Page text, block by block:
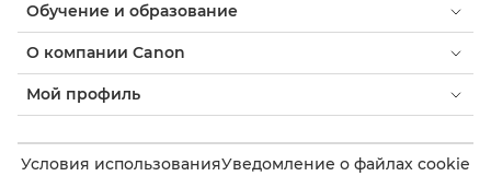
Обучение и образование
О компании Canon
Мой профиль
Условия использованияУведомление о файлах cookie